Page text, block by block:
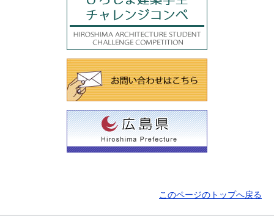
このページのトップへ戻る